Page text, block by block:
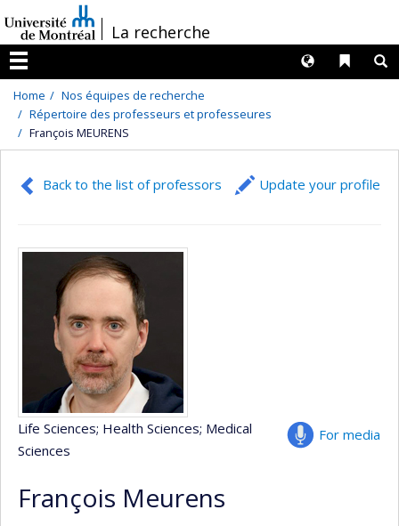
au
contenu
/La recherche
Menu
Liens
Langues
Home
Nos équipes de recherche
Répertoire des professeurs et professeures
François MEURENS
Back to the list of professors Update your profile
For media
Life Sciences; Health Sciences; Medical
Sciences
François Meurens